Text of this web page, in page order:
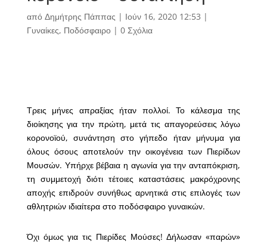
από Δημήτρης Πάππας | Ιούν 16, 2020 12:53 |
Γυναίκες, Ποδόσφαιρο| 0 Σχόλια
Τρεις μήνες απραξίας ήταν πολλοί. Το κάλεσμα της
διοίκησης για την πρώτη, μετά τις απαγορεύσεις λόγω
κορονοϊού, συνάντηση στο γήπεδο ήταν μήνυμα για
όλους όσους αποτελούν την οικογένεια των Πιερίδων
Μουσών. Υπήρχε βέβαια η αγωνία για την ανταπόκριση,
τη συμμετοχή διότι τέτοιες καταστάσεις μακρόχρονης
αποχής επιδρούν συνήθως αρνητικά στις επιλογές των
αθλητριών ιδιαίτερα στο ποδόσφαιρο γυναικών.
Όχι όμως για τις Πιερίδες Μούσες! Δήλωσαν «παρών»